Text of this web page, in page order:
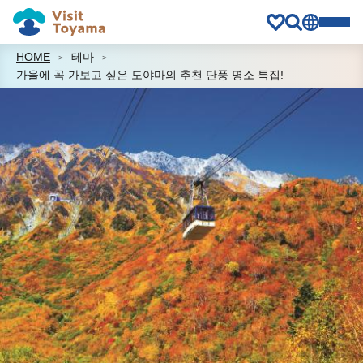
HOME
테마
가을에 꼭 가보고 싶은 도야마의 추천 단풍 명소 특집!